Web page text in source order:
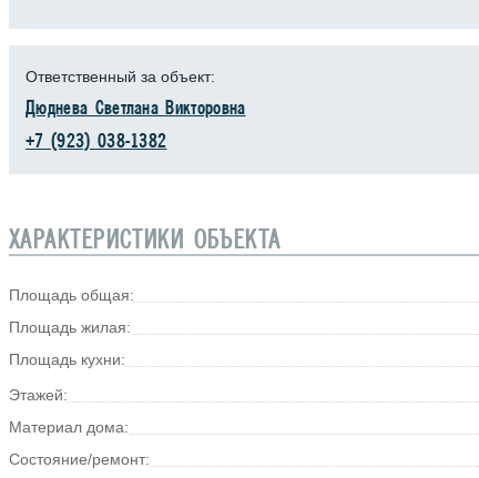
Ответственный за объект:
Дюднева Светлана Викторовна
+7 (923) 038-1382
ХАРАКТЕРИСТИКИ ОБЪЕКТА
Площадь общая:
Площадь жилая:
Площадь кухни:
Этажей:
Материал дома:
Состояние/ремонт: